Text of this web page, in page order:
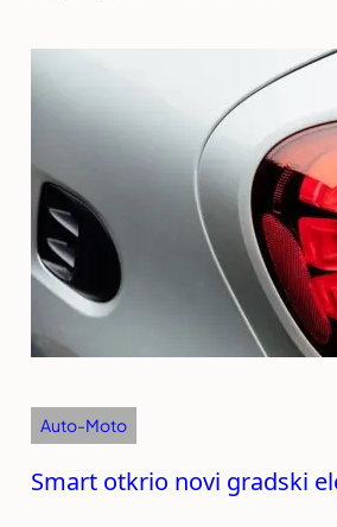
Auto-Moto
Smart otkrio novi gradski